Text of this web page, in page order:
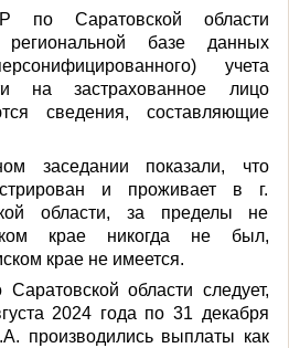
по Саратовской области
базе данных
учета
на застрахованное лицо
сведения, составляющие
заседании показали, что
и проживает в г.
области, за пределы не
крае никогда не был,
крае не имеется.
области следует,
2024 года по 31 декабря
производились выплаты как